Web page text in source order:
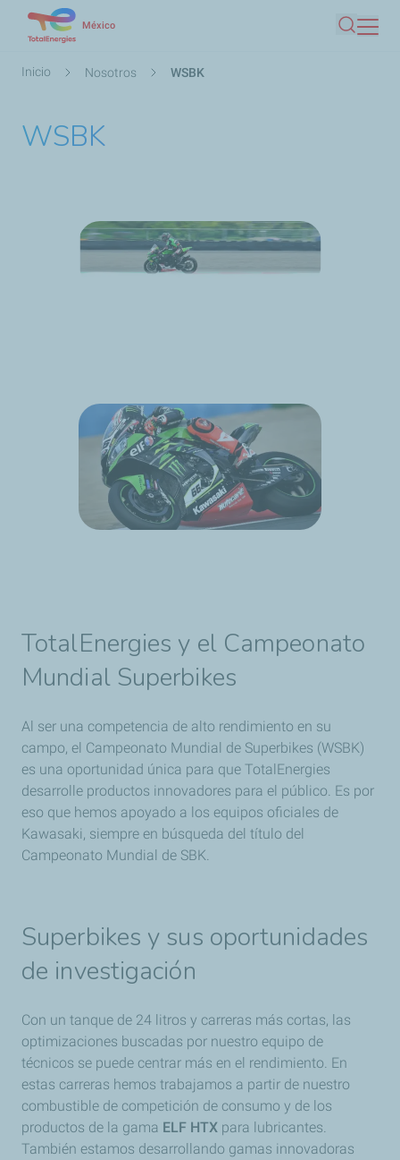
contenido
México
Buscar
Ruta
Inicio Nosotros WSBK
WSBK
TotalEnergies y el Campeonato
Mundial Superbikes
Al ser una competencia de alto rendimiento en su
campo, el Campeonato Mundial de Superbikes (WSBK)
es una oportunidad única para que TotalEnergies
desarrolle productos innovadores para el público. Es por
eso que hemos apoyado a los equipos oficiales de
Kawasaki, siempre en búsqueda del título del
Campeonato Mundial de SBK.
Superbikes y sus oportunidades
de investigación
Con un tanque de 24 litros y carreras más cortas, las
optimizaciones buscadas por nuestro equipo de
técnicos se puede centrar más en el rendimiento. En
estas carreras hemos trabajamos a partir de nuestro
combustible de competición de consumo y de los
productos de la gama ELF HTX para lubricantes.
También estamos desarrollando gamas innovadoras